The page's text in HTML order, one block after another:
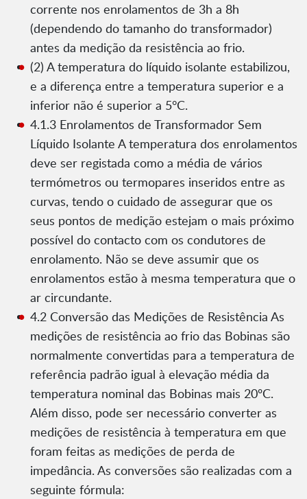
corrente nos enrolamentos de 3h a 8h
(dependendo do tamanho do transformador)
antes da medição da resistência ao frio.
(2) A temperatura do líquido isolante estabilizou,
e a diferença entre a temperatura superior e a
inferior não é superior a 5°C.
4.1.3 Enrolamentos de Transformador Sem
Líquido Isolante A temperatura dos enrolamentos
deve ser registada como a média de vários
termómetros ou termopares inseridos entre as
curvas, tendo o cuidado de assegurar que os
seus pontos de medição estejam o mais próximo
possível do contacto com os condutores de
enrolamento. Não se deve assumir que os
enrolamentos estão à mesma temperatura que o
ar circundante.
4.2 Conversão das Medições de Resistência As
medições de resistência ao frio das Bobinas são
normalmente convertidas para a temperatura de
referência padrão igual à elevação média da
temperatura nominal das Bobinas mais 20ºC.
Além disso, pode ser necessário converter as
medições de resistência à temperatura em que
foram feitas as medições de perda de
impedância. As conversões são realizadas com a
seguinte fórmula: